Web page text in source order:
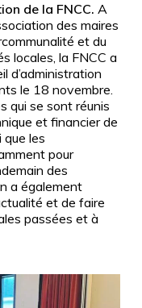
de la FNCC. A
des maires
et du
locales, la FNCC a
d’administration
le 18 novembre.
qui se sont réunis
et financier de
les
pour
des
a également
et de faire
passées et à